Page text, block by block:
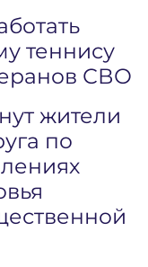
теннису
СВО
жители
по